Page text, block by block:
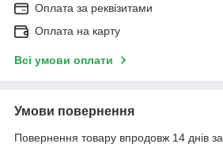
Оплата за реквізитами
Оплата на карту
Всі умови оплати
Умови повернення
Повернення товару впродовж 14 днів